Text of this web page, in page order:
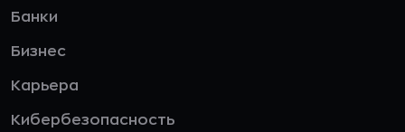
Банки
Бизнес
Карьера
Кибербезопасность